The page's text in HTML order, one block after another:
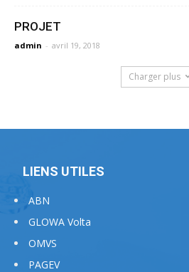
PROJET
admin - avril 19, 2018
Charger plus
LIENS UTILES
ABN
GLOWA Volta
OMVS
PAGEV